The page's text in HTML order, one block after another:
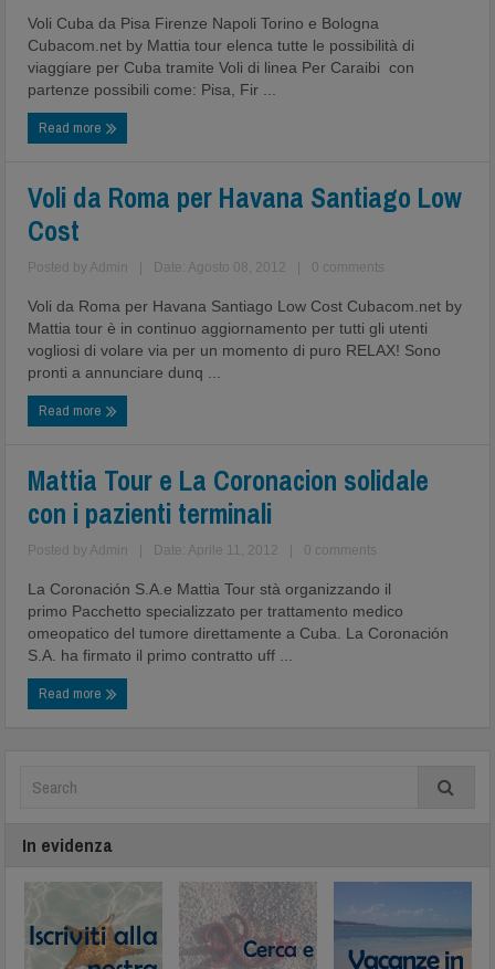
Voli Cuba da Pisa Firenze Napoli Torino e Bologna
Cubacom.net by Mattia tour elenca tutte le possibilità di
viaggiare per Cuba tramite Voli di linea Per Caraibi con
partenze possibili come: Pisa, Fir ...
Read more
Voli da Roma per Havana Santiago Low
Cost
Posted by Admin Date: Agosto 08, 2012 0 comments
Voli da Roma per Havana Santiago Low Cost Cubacom.net by
Mattia tour è in continuo aggiornamento per tutti gli utenti
vogliosi di volare via per un momento di puro RELAX! Sono
pronti a annunciare dunq ...
Read more
Mattia Tour e La Coronacion solidale
con i pazienti terminali
Posted by Admin Date: Aprile 11, 2012 0 comments
La Coronación S.A.e Mattia Tour stà organizzando il
primo Pacchetto specializzato per trattamento medico
omeopatico del tumore direttamente a Cuba. La Coronación
S.A. ha firmato il primo contratto uff ...
Read more
In evidenza